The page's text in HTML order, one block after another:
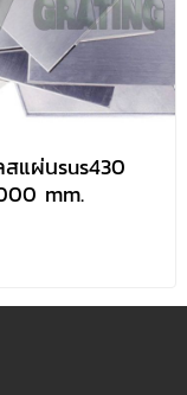
แผ่นsus430
mm.